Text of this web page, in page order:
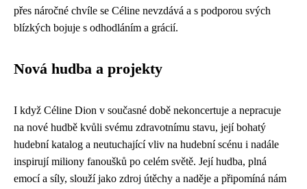
přes náročné chvíle se Céline nevzdává a s podporou svých
blízkých bojuje s odhodláním a grácií.
Nová hudba a projekty
I když Céline Dion v současné době nekoncertuje a nepracuje
na nové hudbě kvůli svému zdravotnímu stavu, její bohatý
hudební katalog a neutuchající vliv na hudební scénu i nadále
inspirují miliony fanoušků po celém světě. Její hudba, plná
emocí a síly, slouží jako zdroj útěchy a naděje a připomíná nám